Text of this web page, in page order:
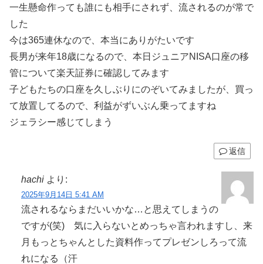
一生懸命作っても誰にも相手にされず、流されるのが常で
した
今は365連休なので、本当にありがたいです
長男が来年18歳になるので、本日ジュニアNISA口座の移
管について楽天証券に確認してみます
子どもたちの口座を久しぶりにのぞいてみましたが、買っ
て放置してるので、利益がずいぶん乗ってますね
ジェラシー感じてしまう
返信
hachi より:
2025年9月14日 5:41 AM
流されるならまだいいかな…と思えてしまうの
ですが(笑) 気に入らないとめっちゃ言われますし、来
月もっとちゃんとした資料作ってプレゼンしろって流
れになる（汗